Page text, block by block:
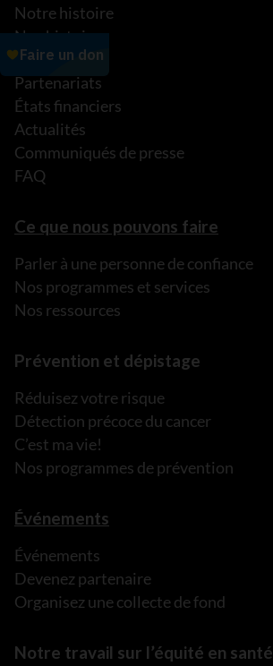
Notre histoire
Nos histoires
Notre équipe
Partenariats
États financiers
Actualités
Communiqués de presse
FAQ
Ce que nous pouvons faire
Parler à une personne de confiance
Nos programmes et services
Nos ressources
Prévention et dépistage
Réduisez votre risque
Détection précoce du cancer
C’est ma vie!
Nos programmes de prévention
Événements
Événements
Devenez partenaire
Organisez une collecte de fond
Notre travail sur l’équité en santé